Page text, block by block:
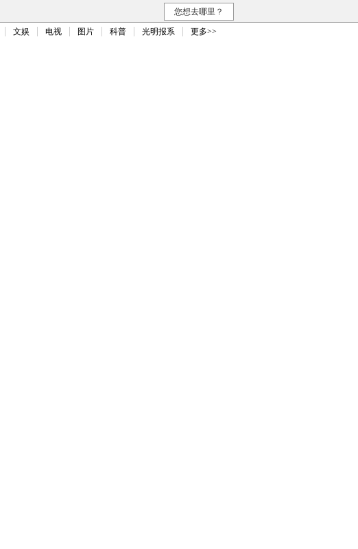
您想去哪里？
文娱 电视 图片 科普 光明报系 更多>>